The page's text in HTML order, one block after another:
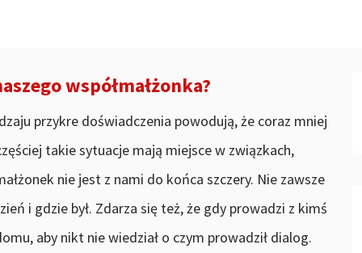
współmałżonka?
przykre doświadczenia powodują, że coraz mniej
takie sytuacje mają miejsce w związkach,
nie jest z nami do końca szczery. Nie zawsze
i gdzie był. Zdarza się też, że gdy prowadzi z kimś
aby nikt nie wiedział o czym prowadził dialog.